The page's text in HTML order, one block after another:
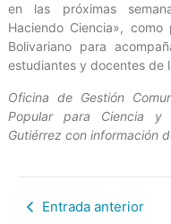
en las próximas
Haciendo Ciencia»,
Bolivariano para
estudiantes y docentes de
Oficina de Gestión
Popular para Ciencia y
Gutiérrez con información
Entrada anterior